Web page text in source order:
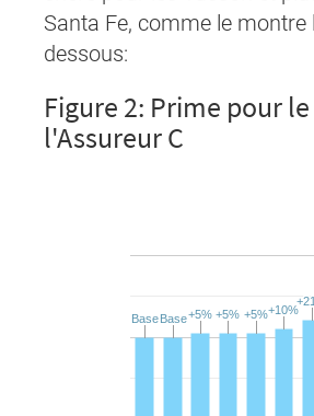
Santa Fe, comme le montre
dessous:
Figure 2: Prime pour
l'Assureur C